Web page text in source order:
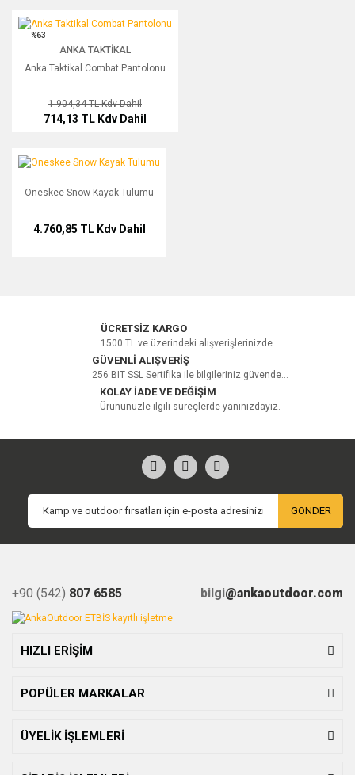
Anka Taktikal Combat Pantolonu
%63
ANKA TAKTIKAL
Anka Taktikal Combat Pantolonu
1.904,34 TLKdv Dahil
714,13 TL Kdv Dahil
Oneskee Snow Kayak Tulumu
Oneskee Snow Kayak Tulumu
4.760,85 TL Kdv Dahil
ÜCRETSİZ KARGO
1500 TL ve üzerindeki alışverişlerinizde...
GÜVENLİ ALIŞVERİŞ
256 BIT SSL Sertifika ile bilgileriniz güvende...
KOLAY İADE VE DEĞİŞİM
Ürününüzle ilgili süreçlerde yanınızdayız.
GÖNDER
+90 (542) 807 6585 bilgi@ankaoutdoor.com
HIZLI ERİŞİM
POPÜLER MARKALAR
ÜYELİK İŞLEMLERİ